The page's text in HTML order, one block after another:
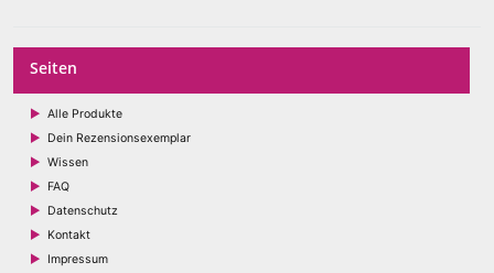
Seiten
Alle Produkte
Dein Rezensionsexemplar
Wissen
FAQ
Datenschutz
Kontakt
Impressum